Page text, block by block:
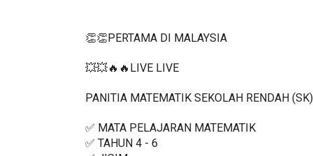
👏👏PERTAMA DI MALAYSIA
💥💥🔥🔥LIVE LIVE
PANITIA MATEMATIK SEKOLAH RENDAH (SK)
✅ MATA PELAJARAN MATEMATIK
✅ TAHUN 4 - 6